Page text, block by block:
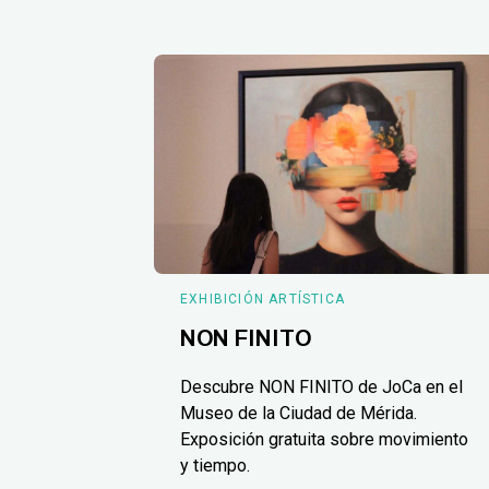
EXHIBICIÓN ARTÍSTICA
NON FINITO
Descubre NON FINITO de JoCa en el
Museo de la Ciudad de Mérida.
Exposición gratuita sobre movimiento
y tiempo.